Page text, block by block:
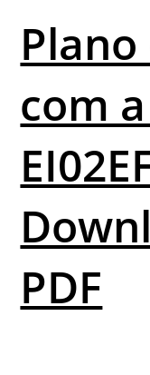
com
PDF